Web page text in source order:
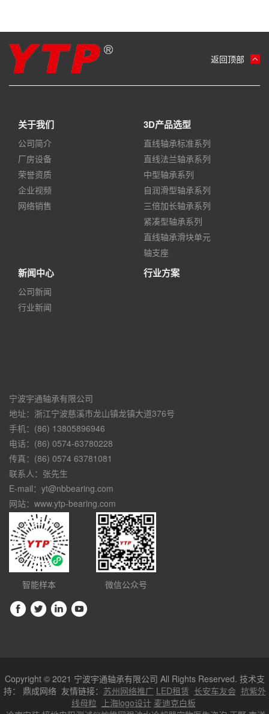
返回顶部
关于我们
公司简介
厂房设备
荣誉资质
企业视频
网络销售
3D产品选型
直线轴承标准系列
直线法兰轴承系列
中型轴承系列
自润滑型轴承系列
三倍加长轴承系列
紧凑型轴承系列
直线轴承滑块单元
轴支座
新闻中心
公司新闻
行业新闻
行业方案
宁波宇通轴承有限公司
地址：浙江宁波慈溪市龙山镇龙镇大道376号
手机：(86) 13805896946
电话：(86) 0574-63780228
传真：(86) 0574 63781081
联系人：张先生
E-mail：yt@nbbearing.com
网站：www.ytp-bearing.com
智能样本 微信公众号
Copyright © 2021 宁波宇通轴承有限公司 All Rights Reserved. 技术支
持： 鼎成网络友情链接： 苏州网络推广 LED租赁 长安车友会 抗紫外
线母粒
上海logo设计 麦迪克白板